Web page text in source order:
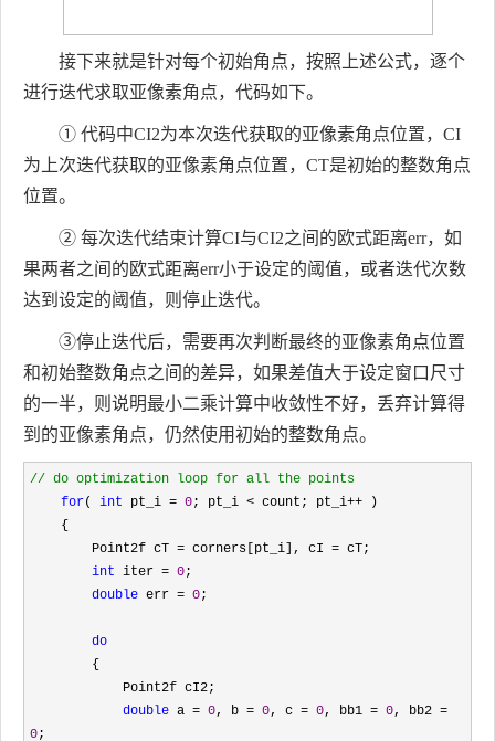
接下来就是针对每个初始角点，按照上述公式，逐个
进行迭代求取亚像素角点，代码如下。
① 代码中CI2为本次迭代获取的亚像素角点位置，CI
为上次迭代获取的亚像素角点位置，CT是初始的整数角点
位置。
② 每次迭代结束计算CI与CI2之间的欧式距离err，如
果两者之间的欧式距离err小于设定的阈值，或者迭代次数
达到设定的阈值，则停止迭代。
③停止迭代后，需要再次判断最终的亚像素角点位置
和初始整数角点之间的差异，如果差值大于设定窗口尺寸
的一半，则说明最小二乘计算中收敛性不好，丢弃计算得
到的亚像素角点，仍然使用初始的整数角点。
// do optimization loop for all the points
for( int pt_i = 0; pt_i < count; pt_i++ )
        Point2f cT
= corners[pt_i], cI = cT;
int iter = 0;
double err = 0;
do
double a = 0, b = 0, c = 0, bb1 = 0
0;